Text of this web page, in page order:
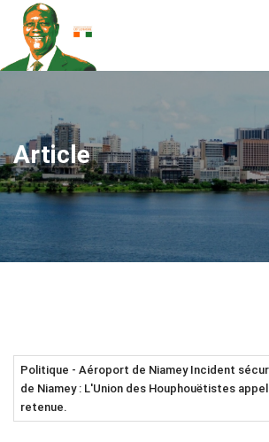
Article
Politique - Aéroport de Niamey Incident
de Niamey : L'Union des Houphouëtistes
retenue.